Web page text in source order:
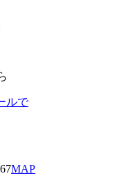
ルで
MAP